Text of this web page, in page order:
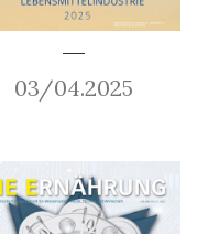
03/04.2025